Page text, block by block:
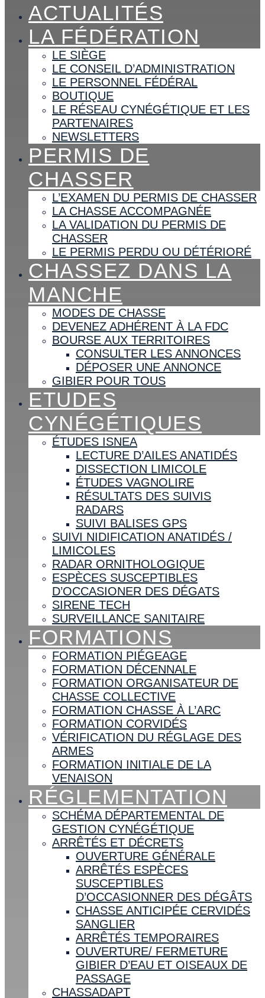
ACTUALITÉS
LA FÉDÉRATION
LE SIÈGE
LE CONSEIL D’ADMINISTRATION
LE PERSONNEL FÉDÉRAL
BOUTIQUE
LE RÉSEAU CYNÉGÉTIQUE ET LES
PARTENAIRES
NEWSLETTERS
PERMIS DE
CHASSER
L’EXAMEN DU PERMIS DE CHASSER
LA CHASSE ACCOMPAGNÉE
LA VALIDATION DU PERMIS DE
CHASSER
LE PERMIS PERDU OU DÉTÉRIORÉ
CHASSEZ DANS LA
MANCHE
MODES DE CHASSE
DEVENEZ ADHÉRENT À LA FDC
BOURSE AUX TERRITOIRES
CONSULTER LES ANNONCES
DÉPOSER UNE ANNONCE
GIBIER POUR TOUS
ETUDES
CYNÉGÉTIQUES
ÉTUDES ISNEA
LECTURE D’AILES ANATIDÉS
DISSECTION LIMICOLE
ÉTUDES VAGNOLIRE
RÉSULTATS DES SUIVIS
RADARS
SUIVI BALISES GPS
SUIVI NIDIFICATION ANATIDÉS /
LIMICOLES
RADAR ORNITHOLOGIQUE
ESPÈCES SUSCEPTIBLES
D’OCCASIONER DES DÉGATS
SIRENE TECH
SURVEILLANCE SANITAIRE
FORMATIONS
FORMATION PIÉGEAGE
FORMATION DÉCENNALE
FORMATION ORGANISATEUR DE
CHASSE COLLECTIVE
FORMATION CHASSE À L’ARC
FORMATION CORVIDÉS
VÉRIFICATION DU RÉGLAGE DES
ARMES
FORMATION INITIALE DE LA
VENAISON
RÉGLEMENTATION
SCHÉMA DÉPARTEMENTAL DE
GESTION CYNÉGÉTIQUE
ARRÊTÉS ET DÉCRETS
OUVERTURE GÉNÉRALE
ARRÊTÉS ESPÈCES
SUSCEPTIBLES
D’OCCASIONNER DES DÉGÂTS
CHASSE ANTICIPÉE CERVIDÉS
SANGLIER
ARRÊTÉS TEMPORAIRES
OUVERTURE/ FERMETURE
GIBIER D’EAU ET OISEAUX DE
PASSAGE
CHASSADAPT